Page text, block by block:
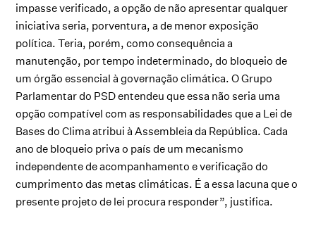
impasse verificado, a opção de não apresentar qualquer
iniciativa seria, porventura, a de menor exposição
política. Teria, porém, como consequência a
manutenção, por tempo indeterminado, do bloqueio de
um órgão essencial à governação climática. O Grupo
Parlamentar do PSD entendeu que essa não seria uma
opção compatível com as responsabilidades que a Lei de
Bases do Clima atribui à Assembleia da República. Cada
ano de bloqueio priva o país de um mecanismo
independente de acompanhamento e verificação do
cumprimento das metas climáticas. É a essa lacuna que o
presente projeto de lei procura responder”, justifica.